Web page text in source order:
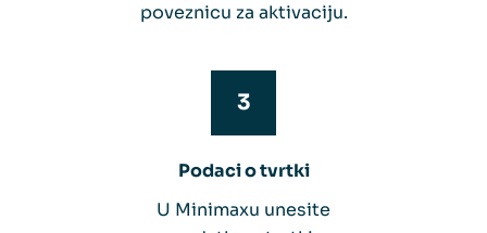
poveznicu za aktivaciju.
Podaci o tvrtki
U Minimaxu unesite